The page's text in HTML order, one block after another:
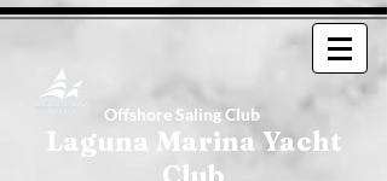
Offshore Saling Club
Laguna Marina Yacht